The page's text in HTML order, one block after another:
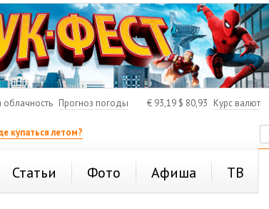
облачность Прогноз погоды € 93,19 $ 80,93 Курс валют
купаться летом?
Статьи Фото Афиша ТВ